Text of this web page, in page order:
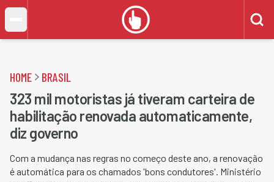
HOME BRASIL
323 mil motoristas já tiveram carteira de
habilitação renovada automaticamente,
diz governo
Com a mudança nas regras no começo deste ano, a renovação
é automática para os chamados 'bons condutores'. Ministério